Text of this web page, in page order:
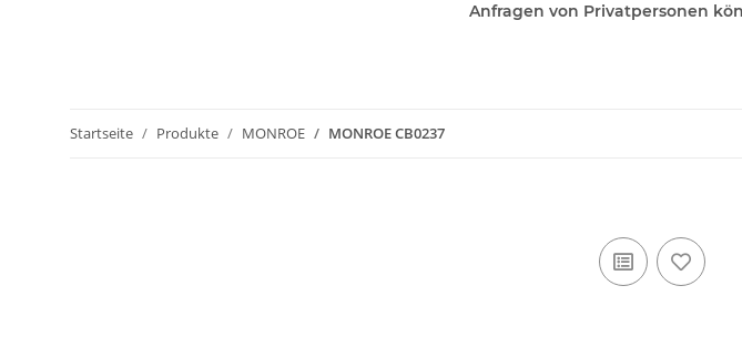
Anfragen von Privatpersonen
Startseite Produkte MONROE MONROE CB0237